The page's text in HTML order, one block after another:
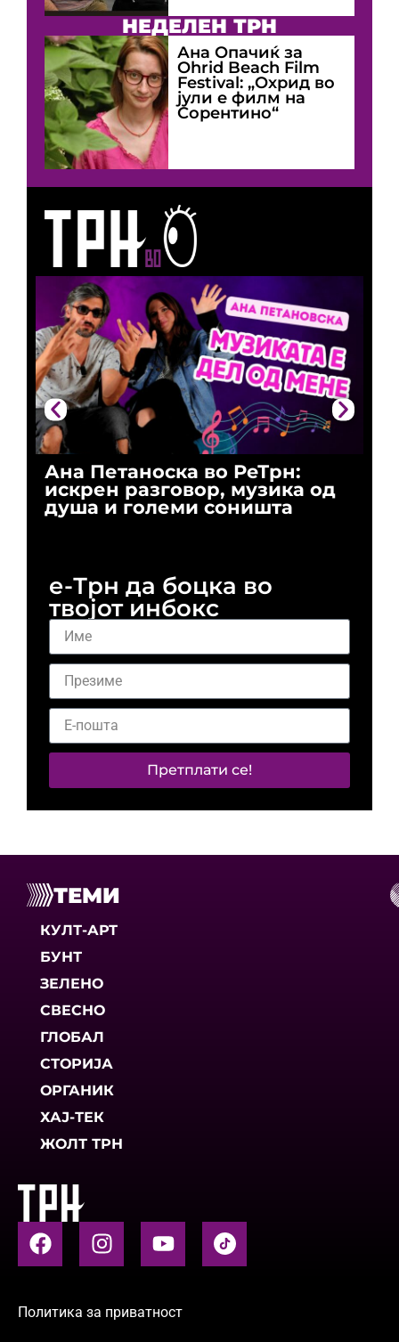
Ана Петаноска во РеТрн:
искрен разговор, музика од
душа и големи соништа
НЕДЕЛЕН ТРН
Ана Опачиќ за
Оhrid Beach Film
Festival: „Охрид во
јули е филм на
Сорентино“
е-Трн да боцка во
твојот инбокс
Претплати се!
ТЕМИ
КУЛТ-АРТ
БУНТ
ЗЕЛЕНО
СВЕСНО
ГЛОБАЛ
СТОРИЈА
ОРГАНИК
ХАЈ-ТЕК
ЖОЛТ ТРН
Политика за приватност